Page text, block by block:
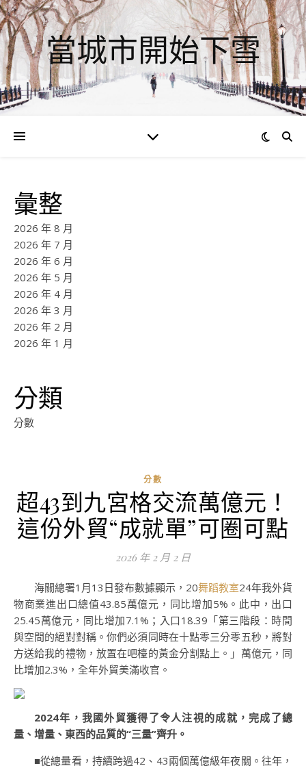
當城市開始下雪
彙整
2026 年 8 月
2026 年 7 月
2026 年 6 月
2026 年 5 月
2026 年 4 月
2026 年 3 月
2026 年 2 月
2026 年 1 月
分類
分數
分數
超43到九宮格交流萬億元！
這份外貿“成就單”可圈可點
2026 年 2 月 2 日
海關總署1月13日發布數據顯示，20舞蹈教室24年我外貨
物商業進出口總值43.85萬億元，同比增加5%。此中，出口
25.45萬億元，同比增加7.1%；入口18.39「第三階段：時間
與空間的絕對對稱。你們必須同時在十點零三分零五秒，將對
方送給我的禮物，放置在吧檯的黃金分割點上。」萬億元，同
比增加2.3%，全年外貿美滿收官。
2024年，我國外貿獲得了令人注視的成就，完成了總
量、增量、東西的品質的“三量”齊升。
■從總量看，持續跨過42、43兩個萬億級年夜關。往年，
0